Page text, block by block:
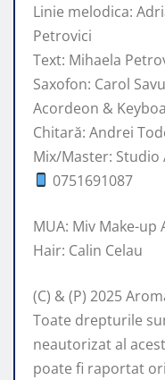
Linie melodica:
Petrovici
Text: Mihaela
Saxofon: Carol Savu
Acordeon &
Chitară: Andrei
Mix/Master: Studio
0751691087
MUA: Miv Make-up
Hair: Calin Celau
(C) & (P) 2025
Toate drepturile
neautorizat al
poate fi raportat